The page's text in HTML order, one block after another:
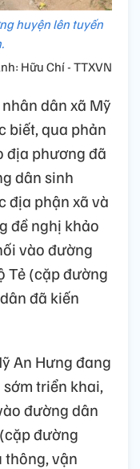
huyện lên tuyến
Hữu Chí - TTXVN
dân xã Mỹ
biết, qua phản
địa phương đã
dân sinh
địa phận xã và
đề nghị khảo
vào đường
Tẻ (cặp đường
đã kiến
An Hưng đang
triển khai,
đường dân
đường
thông, vận